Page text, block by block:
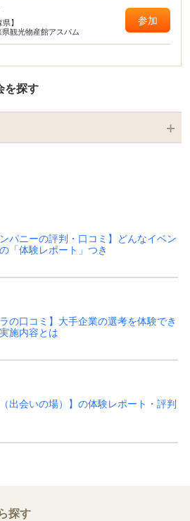
県】
県観光物産館アスパム
参加
を探す
ンパニーの評判・口コミ】どんなイベン
「体験レポート」つき
ラの口コミ】大手企業の選考を体験でき
施内容とは
（出会いの場）】の体験レポート・評判
探す